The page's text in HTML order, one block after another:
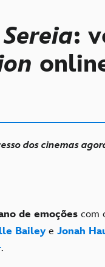
:
dos cinemas
de emoções com
Bailey e Jonah
.